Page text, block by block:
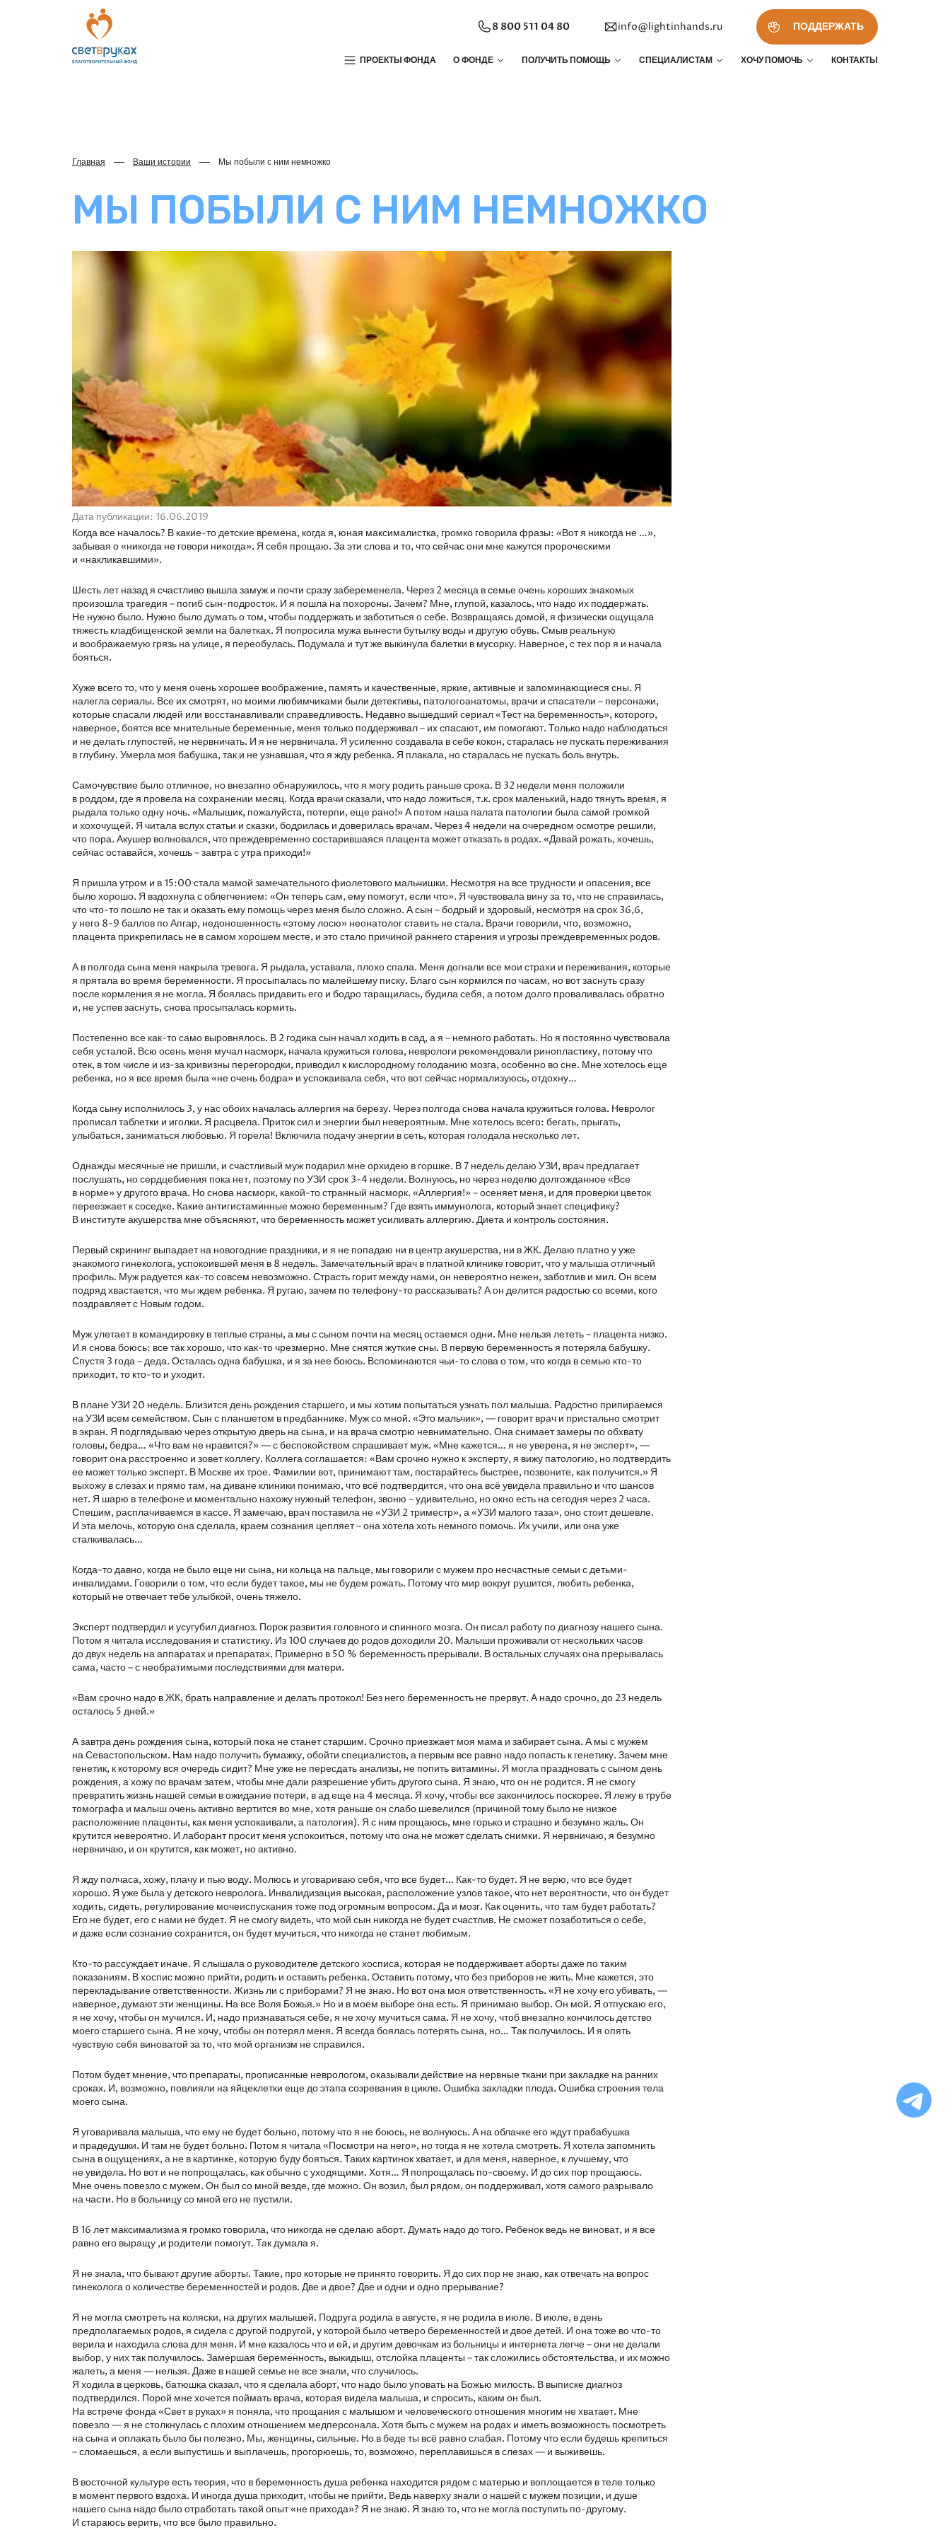
8 800 511 04 80 info@lightinhands.ru ПОДДЕРЖАТЬ
ПРОЕКТЫ ФОНДА О ФОНДЕ ПОЛУЧИТЬ ПОМОЩЬ СПЕЦИАЛИСТАМ ХОЧУ ПОМОЧЬ КОНТАКТЫ
Главная Ваши истории Мы побыли с ним немножко
МЫ ПОБЫЛИ С НИМ НЕМНОЖКО
Дата публикации: 16.06.2019
Когда все началось? В какие-то детские времена, когда я, юная максималистка, громко говорила фразы: «Вот я никогда не …»,
забывая о «никогда не говори никогда». Я себя прощаю. За эти слова и то, что сейчас они мне кажутся пророческими
и «накликавшими».
Шесть лет назад я счастливо вышла замуж и почти сразу забеременела. Через 2 месяца в семье очень хороших знакомых
произошла трагедия – погиб сын-подросток. И я пошла на похороны. Зачем? Мне, глупой, казалось, что надо их поддержать.
Не нужно было. Нужно было думать о том, чтобы поддержать и заботиться о себе. Возвращаясь домой, я физически ощущала
тяжесть кладбищенской земли на балетках. Я попросила мужа вынести бутылку воды и другую обувь. Смыв реальную
и воображаемую грязь на улице, я переобулась. Подумала и тут же выкинула балетки в мусорку. Наверное, с тех пор я и начала
бояться.
Хуже всего то, что у меня очень хорошее воображение, память и качественные, яркие, активные и запоминающиеся сны. Я
налегла сериалы. Все их смотрят, но моими любимчиками были детективы, патологоанатомы, врачи и спасатели – персонажи,
которые спасали людей или восстанавливали справедливость. Недавно вышедший сериал «Тест на беременность», которого,
наверное, боятся все мнительные беременные, меня только поддерживал – их спасают, им помогают. Только надо наблюдаться
и не делать глупостей, не нервничать. И я не нервничала. Я усиленно создавала в себе кокон, старалась не пускать переживания
в глубину. Умерла моя бабушка, так и не узнавшая, что я жду ребенка. Я плакала, но старалась не пускать боль внутрь.
Самочувствие было отличное, но внезапно обнаружилось, что я могу родить раньше срока. В 32 недели меня положили
в роддом, где я провела на сохранении месяц. Когда врачи сказали, что надо ложиться, т.к. срок маленький, надо тянуть время, я
рыдала только одну ночь. «Малышик, пожалуйста, потерпи, еще рано!» А потом наша палата патологии была самой громкой
и хохочущей. Я читала вслух статьи и сказки, бодрилась и доверилась врачам. Через 4 недели на очередном осмотре решили,
что пора. Акушер волновался, что преждевременно состарившаяся плацента может отказать в родах. «Давай рожать, хочешь,
сейчас оставайся, хочешь – завтра с утра приходи!»
Я пришла утром и в 15:00 стала мамой замечательного фиолетового мальчишки. Несмотря на все трудности и опасения, все
было хорошо. Я вздохнула с облегчением: «Он теперь сам, ему помогут, если что». Я чувствовала вину за то, что не справилась,
что что-то пошло не так и оказать ему помощь через меня было сложно. А сын – бодрый и здоровый, несмотря на срок 36,6,
у него 8-9 баллов по Апгар, недоношенность «этому лосю» неонатолог ставить не стала. Врачи говорили, что, возможно,
плацента прикрепилась не в самом хорошем месте, и это стало причиной раннего старения и угрозы преждевременных родов.
А в полгода сына меня накрыла тревога. Я рыдала, уставала, плохо спала. Меня догнали все мои страхи и переживания, которые
я прятала во время беременности. Я просыпалась по малейшему писку. Благо сын кормился по часам, но вот заснуть сразу
после кормления я не могла. Я боялась придавить его и бодро таращилась, будила себя, а потом долго проваливалась обратно
и, не успев заснуть, снова просыпалась кормить.
Постепенно все как-то само выровнялось. В 2 годика сын начал ходить в сад, а я – немного работать. Но я постоянно чувствовала
себя усталой. Всю осень меня мучал насморк, начала кружиться голова, неврологи рекомендовали ринопластику, потому что
отек, в том числе и из-за кривизны перегородки, приводил к кислородному голоданию мозга, особенно во сне. Мне хотелось еще
ребенка, но я все время была «не очень бодра» и успокаивала себя, что вот сейчас нормализуюсь, отдохну…
Когда сыну исполнилось 3, у нас обоих началась аллергия на березу. Через полгода снова начала кружиться голова. Невролог
прописал таблетки и иголки. Я расцвела. Приток сил и энергии был невероятным. Мне хотелось всего: бегать, прыгать,
улыбаться, заниматься любовью. Я горела! Включила подачу энергии в сеть, которая голодала несколько лет.
Однажды месячные не пришли, и счастливый муж подарил мне орхидею в горшке. В 7 недель делаю УЗИ, врач предлагает
послушать, но сердцебиения пока нет, поэтому по УЗИ срок 3-4 недели. Волнуюсь, но через неделю долгожданное «Все
в норме» у другого врача. Но снова насморк, какой-то странный насморк. «Аллергия!» – осеняет меня, и для проверки цветок
переезжает к соседке. Какие антигистаминные можно беременным? Где взять иммунолога, который знает специфику?
В институте акушерства мне объясняют, что беременность может усиливать аллергию. Диета и контроль состояния.
Первый скрининг выпадает на новогодние праздники, и я не попадаю ни в центр акушерства, ни в ЖК. Делаю платно у уже
знакомого гинеколога, успокоившей меня в 8 недель. Замечательный врач в платной клинике говорит, что у малыша отличный
профиль. Муж радуется как-то совсем невозможно. Страсть горит между нами, он невероятно нежен, заботлив и мил. Он всем
подряд хвастается, что мы ждем ребенка. Я ругаю, зачем по телефону-то рассказывать? А он делится радостью со всеми, кого
поздравляет с Новым годом.
Муж улетает в командировку в теплые страны, а мы с сыном почти на месяц остаемся одни. Мне нельзя лететь – плацента низко.
И я снова боюсь: все так хорошо, что как-то чрезмерно. Мне снятся жуткие сны. В первую беременность я потеряла бабушку.
Спустя 3 года – деда. Осталась одна бабушка, и я за нее боюсь. Вспоминаются чьи-то слова о том, что когда в семью кто-то
приходит, то кто-то и уходит.
В плане УЗИ 20 недель. Близится день рождения старшего, и мы хотим попытаться узнать пол малыша. Радостно припираемся
на УЗИ всем семейством. Сын с планшетом в предбаннике. Муж со мной. «Это мальчик», — говорит врач и пристально смотрит
в экран. Я подглядываю через открытую дверь на сына, и на врача смотрю невнимательно. Она снимает замеры по обхвату
головы, бедра… «Что вам не нравится?» — с беспокойством спрашивает муж. «Мне кажется… я не уверена, я не эксперт», —
говорит она расстроенно и зовет коллегу. Коллега соглашается: «Вам срочно нужно к эксперту, я вижу патологию, но подтвердить
ее может только эксперт. В Москве их трое. Фамилии вот, принимают там, постарайтесь быстрее, позвоните, как получится.» Я
выхожу в слезах и прямо там, на диване клиники понимаю, что всё подтвердится, что она всё увидела правильно и что шансов
нет. Я шарю в телефоне и моментально нахожу нужный телефон, звоню – удивительно, но окно есть на сегодня через 2 часа.
Спешим, расплачиваемся в кассе. Я замечаю, врач поставила не «УЗИ 2 триместр», а «УЗИ малого таза», оно стоит дешевле.
И эта мелочь, которую она сделала, краем сознания цепляет – она хотела хоть немного помочь. Их учили, или она уже
сталкивалась…
Когда-то давно, когда не было еще ни сына, ни кольца на пальце, мы говорили с мужем про несчастные семьи с детьми-
инвалидами. Говорили о том, что если будет такое, мы не будем рожать. Потому что мир вокруг рушится, любить ребенка,
который не отвечает тебе улыбкой, очень тяжело.
Эксперт подтвердил и усугубил диагноз. Порок развития головного и спинного мозга. Он писал работу по диагнозу нашего сына.
Потом я читала исследования и статистику. Из 100 случаев до родов доходили 20. Малыши проживали от нескольких часов
до двух недель на аппаратах и препаратах. Примерно в 50 % беременность прерывали. В остальных случаях она прерывалась
сама, часто – с необратимыми последствиями для матери.
«Вам срочно надо в ЖК, брать направление и делать протокол! Без него беременность не прервут. А надо срочно, до 23 недель
осталось 5 дней.»
А завтра день рождения сына, который пока не станет старшим. Срочно приезжает моя мама и забирает сына. А мы с мужем
на Севастопольском. Нам надо получить бумажку, обойти специалистов, а первым все равно надо попасть к генетику. Зачем мне
генетик, к которому вся очередь сидит? Мне уже не пересдать анализы, не попить витамины. Я могла праздновать с сыном день
рождения, а хожу по врачам затем, чтобы мне дали разрешение убить другого сына. Я знаю, что он не родится. Я не смогу
превратить жизнь нашей семьи в ожидание потери, в ад еще на 4 месяца. Я хочу, чтобы все закончилось поскорее. Я лежу в трубе
томографа и малыш очень активно вертится во мне, хотя раньше он слабо шевелился (причиной тому было не низкое
расположение плаценты, как меня успокаивали, а патология). Я с ним прощаюсь, мне горько и страшно и безумно жаль. Он
крутится невероятно. И лаборант просит меня успокоиться, потому что она не может сделать снимки. Я нервничаю, я безумно
нервничаю, и он крутится, как может, но активно.
Я жду полчаса, хожу, плачу и пью воду. Молюсь и уговариваю себя, что все будет… Как-то будет. Я не верю, что все будет
хорошо. Я уже была у детского невролога. Инвалидизация высокая, расположение узлов такое, что нет вероятности, что он будет
ходить, сидеть, регулирование мочеиспускания тоже под огромным вопросом. Да и мозг. Как оценить, что там будет работать?
Его не будет, его с нами не будет. Я не смогу видеть, что мой сын никогда не будет счастлив. Не сможет позаботиться о себе,
и даже если сознание сохранится, он будет мучиться, что никогда не станет любимым.
Кто-то рассуждает иначе. Я слышала о руководителе детского хосписа, которая не поддерживает аборты даже по таким
показаниям. В хоспис можно прийти, родить и оставить ребенка. Оставить потому, что без приборов не жить. Мне кажется, это
перекладывание ответственности. Жизнь ли с приборами? Я не знаю. Но вот она моя ответственность. «Я не хочу его убивать, —
наверное, думают эти женщины. На все Воля Божья.» Но и в моем выборе она есть. Я принимаю выбор. Он мой. Я отпускаю его,
я не хочу, чтобы он мучился. И, надо признаваться себе, я не хочу мучиться сама. Я не хочу, чтоб внезапно кончилось детство
моего старшего сына. Я не хочу, чтобы он потерял меня. Я всегда боялась потерять сына, но… Так получилось. И я опять
чувствую себя виноватой за то, что мой организм не справился.
Потом будет мнение, что препараты, прописанные неврологом, оказывали действие на нервные ткани при закладке на ранних
сроках. И, возможно, повлияли на яйцеклетки еще до этапа созревания в цикле. Ошибка закладки плода. Ошибка строения тела
моего сына.
Я уговаривала малыша, что ему не будет больно, потому что я не боюсь, не волнуюсь. А на облачке его ждут прабабушка
и прадедушки. И там не будет больно. Потом я читала «Посмотри на него», но тогда я не хотела смотреть. Я хотела запомнить
сына в ощущениях, а не в картинке, которую буду бояться. Таких картинок хватает, и для меня, наверное, к лучшему, что
не увидела. Но вот и не попрощалась, как обычно с уходящими. Хотя… Я попрощалась по-своему. И до сих пор прощаюсь.
Мне очень повезло с мужем. Он был со мной везде, где можно. Он возил, был рядом, он поддерживал, хотя самого разрывало
на части. Но в больницу со мной его не пустили.
В 16 лет максимализма я громко говорила, что никогда не сделаю аборт. Думать надо до того. Ребенок ведь не виноват, и я все
равно его выращу ,и родители помогут. Так думала я.
Я не знала, что бывают другие аборты. Такие, про которые не принято говорить. Я до сих пор не знаю, как отвечать на вопрос
гинеколога о количестве беременностей и родов. Две и двое? Две и одни и одно прерывание?
Я не могла смотреть на коляски, на других малышей. Подруга родила в августе, я не родила в июле. В июле, в день
предполагаемых родов, я сидела с другой подругой, у которой было четверо беременностей и двое детей. И она тоже во что-то
верила и находила слова для меня. И мне казалось что и ей, и другим девочкам из больницы и интернета легче – они не делали
выбор, у них так получилось. Замершая беременность, выкидыш, отслойка плаценты – так сложились обстоятельства, и их можно
жалеть, а меня — нельзя. Даже в нашей семье не все знали, что случилось.
Я ходила в церковь, батюшка сказал, что я сделала аборт, что надо было уповать на Божью милость. В выписке диагноз
подтвердился. Порой мне хочется поймать врача, которая видела малыша, и спросить, каким он был.
На встрече фонда «Свет в руках» я поняла, что прощания с малышом и человеческого отношения многим не хватает. Мне
повезло — я не столкнулась с плохим отношением медперсонала. Хотя быть с мужем на родах и иметь возможность посмотреть
на сына и оплакать было бы полезно. Мы, женщины, сильные. Но в беде ты всё равно слабая. Потому что если будешь крепиться
– сломаешься, а если выпустишь и выплачешь, прогорюешь, то, возможно, переплавишься в слезах — и выживешь.
В восточной культуре есть теория, что в беременность душа ребенка находится рядом с матерью и воплощается в теле только
в момент первого вздоха. И иногда душа приходит, чтобы не прийти. Ведь наверху знали о нашей с мужем позиции, и душе
нашего сына надо было отработать такой опыт «не прихода»? Я не знаю. Я знаю то, что не могла поступить по-другому.
И стараюсь верить, что все было правильно.